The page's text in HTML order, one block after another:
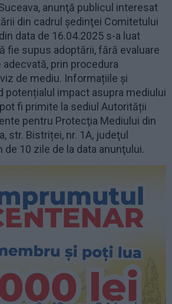
anunţă publicul interesat
din cadrul şedinţei Comitetului
data de 16.04.2025 s-a luat
fie supus adoptării, fără evaluare
prin procedura
de mediu. Informațiile şi
potențialul impact asupra mediului
fi primite la sediul Autorității
pentru Protecţia Mediului din
str. Bistriței, nr. 1A, judeţul
de 10 zile de la data anunţului.